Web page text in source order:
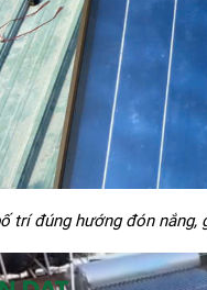
trí đúng hướng đón nắng,